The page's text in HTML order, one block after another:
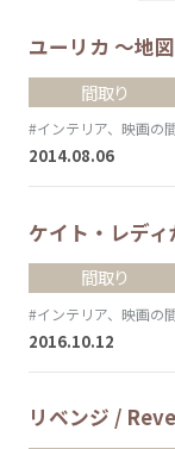
ユーリカ ～地
間取り
#インテリア、映画の
2014.08.06
ケイト・レデ
間取り
#インテリア、映画の
2016.10.12
リベンジ /